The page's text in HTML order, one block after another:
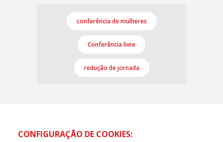
conferência de mulheres
Conferência livre
redução de jornada
CONFIGURAÇÃO DE COOKIES: